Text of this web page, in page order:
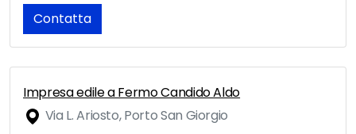
Contatta
Impresa edile a Fermo Candido Aldo
Via L. Ariosto, Porto San Giorgio